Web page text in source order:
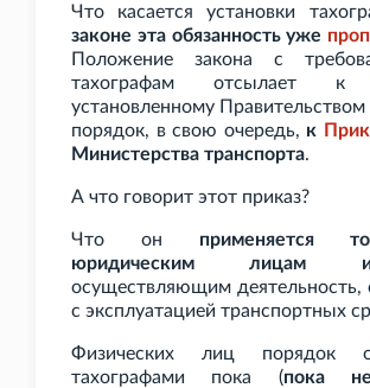
Что касается установки
законе эта обязанность уже
Положение закона с
тахографам отсылает к
установленному
порядок, в свою очередь, к
Министерства транспорта.
А что говорит этот приказ?
Что он применяется
юридическим
осуществляющим деятельность,
с эксплуатацией транспортных
Физических лиц порядок
тахографами пока (пока